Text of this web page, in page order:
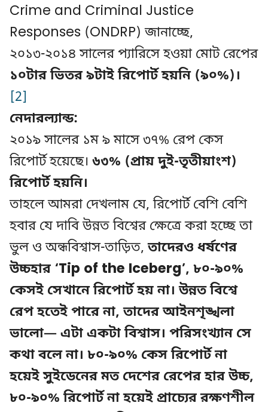
Crime and Criminal Justice
Responses (ONDRP) জানাচ্ছে,
২০১৩-২০১৪ সালের প্যারিসে হওয়া মোট রেপের
১০টার ভিতর ৯টাই রিপোর্ট হয়নি (৯০%)।
[2]
নেদারল্যান্ড:
২০১৯ সালের ১ম ৯ মাসে ৩৭% রেপ কেস
রিপোর্ট হয়েছে। ৬৩% (প্রায় দুই-তৃতীয়াংশ)
রিপোর্ট হয়নি।
তাহলে আমরা দেখলাম যে, রিপোর্ট বেশি বেশি
হবার যে দাবি উন্নত বিশ্বের ক্ষেত্রে করা হচ্ছে তা
ভুল ও অন্ধবিশ্বাস-তাড়িত,তাদেরও ধর্ষণের
উচ্চহার ‘Tip of the Iceberg’, ৮০-৯০%
কেসই সেখানে রিপোর্ট হয় না। উন্নত বিশ্বে
রেপ হতেই পারে না, তাদের আইনশৃঙ্খলা
ভালো— এটা একটা বিশ্বাস। পরিসংখ্যান সে
কথা বলে না। ৮০-৯০% কেস রিপোর্ট না
হয়েই সুইডেনের মত দেশের রেপের হার উচ্চ,
৮০-৯০% রিপোর্ট না হয়েই প্রাচ্যের রক্ষণশীল